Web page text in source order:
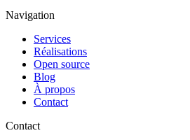
Navigation
Services
Réalisations
Open source
Blog
À propos
Contact
Contact